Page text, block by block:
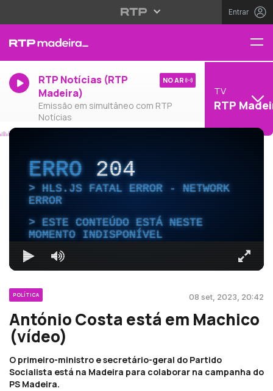
Entrar
RTP Notícias (RTP
Madeira)
Emissão em simultâneo com RTP
Notícias
NO AR
TV
RTP
ERRO204
HLS.JS FATAL ERROR - NETWORK
ERROR
ESTE CONTEÚDO ESTÁ NESTE
MOMENTO INDISPONÍVEL
POLÍTICA 08 set, 2023, 20:42
António Costa está em Machico
(vídeo)
O primeiro-ministro e secretário-geral do Partido
Socialista está na Madeira para colaborar na campanha do
PS Madeira.